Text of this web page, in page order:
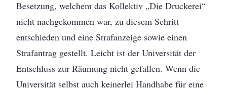
Besetzung, welchem das Kollektiv „Die Druckerei“
nicht nachgekommen war, zu diesem Schritt
entschieden und eine Strafanzeige sowie einen
Strafantrag gestellt. Leicht ist der Universität der
Entschluss zur Räumung nicht gefallen. Wenn die
Universität selbst auch keinerlei Handhabe für eine